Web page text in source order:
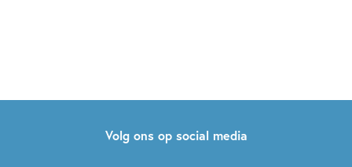
Volg ons op social media